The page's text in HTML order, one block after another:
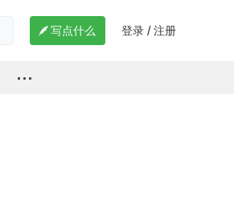
 写点什么 登录 / 注册